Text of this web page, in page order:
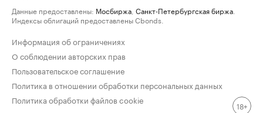
Данные предоставлены: Мосбиржа Санкт-Петербургская биржа
Индексы облигаций предоставлены Cbonds.
Информация об ограничениях
О соблюдении авторских прав
Пользовательское соглашение
Политика в отношении обработки персональных данных
Политика обработки файлов cookie
18+